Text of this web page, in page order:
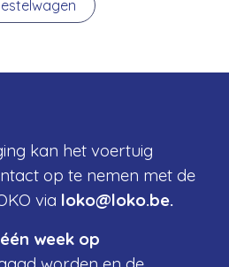
kan het voertuig
op te nemen met de
via loko@loko.be.
week op